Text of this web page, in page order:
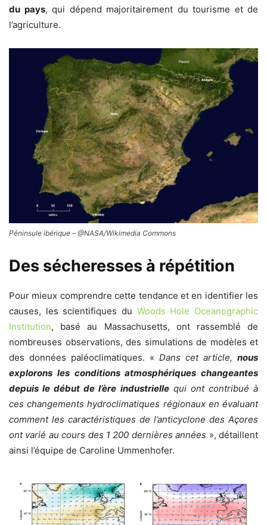
du pays, qui dépend majoritairement du tourisme et de
l’agriculture.
Péninsule ibérique – @NASA/Wikimedia Commons
Des sécheresses à répétition
Pour mieux comprendre cette tendance et en identifier les
causes, les scientifiques du Woods Hole Oceanographic
Institution, basé au Massachusetts, ont rassemblé de
nombreuses observations, des simulations de modèles et
des données paléoclimatiques. « Dans cet article, nous
explorons les conditions atmosphériques changeantes
depuis le début de l’ère industriellequi ont contribué à
ces changements hydroclimatiques régionaux en évaluant
comment les caractéristiques de l’anticyclone des Açores
ont varié au cours des 1 200 dernières années », détaillent
ainsi l’équipe de Caroline Ummenhofer.